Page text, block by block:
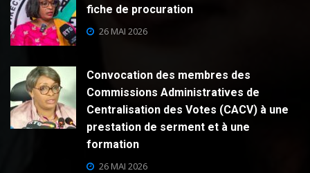
fiche de procuration
26 MAI 2026
Convocation des membres des
Commissions Administratives de
Centralisation des Votes (CACV) à une
prestation de serment et à une
formation
26 MAI 2026